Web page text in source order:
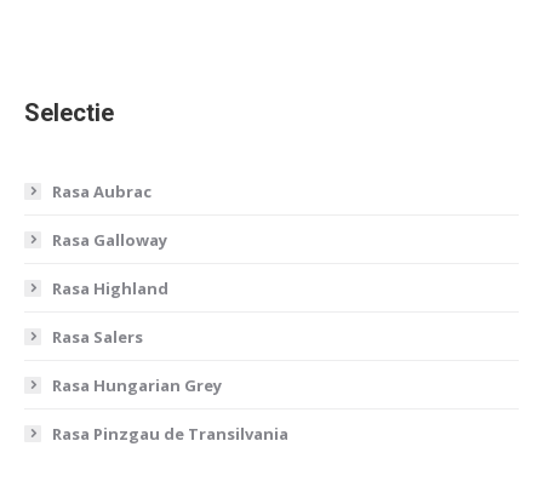
Selectie
Rasa Aubrac
Rasa Galloway
Rasa Highland
Rasa Salers
Rasa Hungarian Grey
Rasa Pinzgau de Transilvania